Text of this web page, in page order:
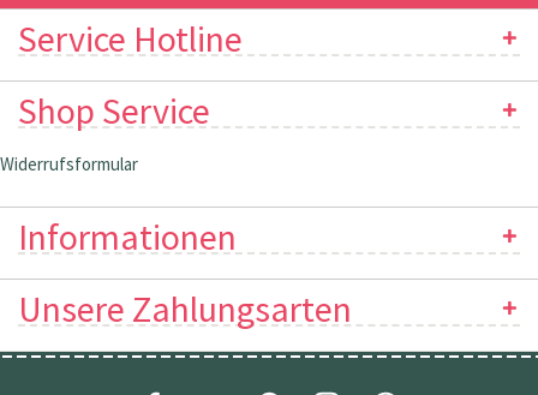
Service Hotline
Shop Service
Widerrufsformular
Informationen
Unsere Zahlungsarten